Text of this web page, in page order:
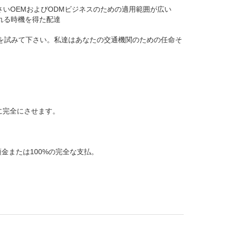
いOEMおよびODMビジネスのための適用範囲が広い
る時機を得た配達
試みて下さい。私達はあなたの交通機関のための任命そ
全にさせます。
または100%の完全な支払。